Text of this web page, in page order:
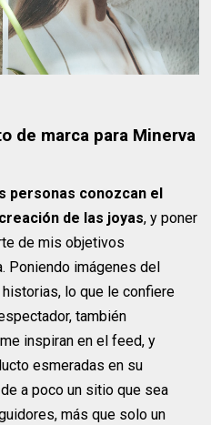
de marca para Minerva
personas conozcan el
de las joyas, y poner
de mis objetivos
Poniendo imágenes del
lo que le confiere
también
inspiran en el feed, y
esmeradas en su
a poco un sitio que sea
más que solo un